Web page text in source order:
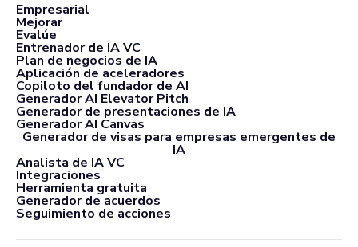
Empresarial
Mejorar
Evalúe
Entrenador de IA VC
Plan de negocios de IA
Aplicación de aceleradores
Copiloto del fundador de AI
Generador AI Elevator Pitch
Generador de presentaciones de IA
Generador AI Canvas
Generador de visas para empresas emergentes de
IA
Analista de IA VC
Integraciones
Herramienta gratuita
Generador de acuerdos
Seguimiento de acciones